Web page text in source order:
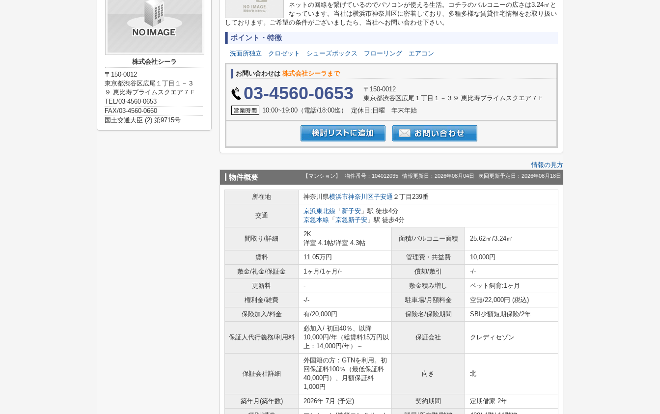
ネットの回線を繋げているのでパソコンが使える生活。コチラのバルコニーの広さは3.24㎡と
なっています。当社は横浜市神奈川区に密着しており、多種多様な賃貸住宅情報をお取り扱い
しております。ご希望の条件がございましたら、当社へお問い合わせ下さい。
ポイント・特徴
洗面所独立 クロゼット シューズボックス フローリング エアコン
お問い合わせは 株式会社シーラまで
03-4560-0653
〒150-0012
東京都渋谷区広尾１丁目１－３９ 恵比寿プライムスクエア７Ｆ
10:00~19:00（電話/18:00迄） 定休日:日曜 年末年始
情報の見方
物件概要 【マンション】 物件番号：104012035 情報更新日：2026年08月04日 次回更新予定日：2026年08月18日
所在地 神奈川県横浜市神奈川区子安通 ２丁目239番
交通
京浜東北線 「 新子安 」駅 徒歩4分
京急本線 「 京急新子安 」駅 徒歩4分
間取り/詳細
2K
洋室 4.1帖/洋室 4.3帖
面積/バルコニー面積 25.62㎡/3.24㎡
賃料 11.05万円 管理費・共益費
10,000円
敷金/礼金/保証金
1ヶ月/1ヶ月/- 償却/敷引
-/-
更新料
- 敷金積み増し
ペット飼育:1ヶ月
権利金/雑費
-/- 駐車場/月額料金
空無/22,000円 (税込)
保険加入/料金
有/20,000円 保険名/保険期間 SBI少額短期保険/2年
保証人代行義務/利用料
必加入/ 初回40％、以降
10,000円/年（総賃料15万円以
上：14,000円/年）～
保証会社 クレディセゾン
保証会社詳細
外国籍の方：GTNを利用。初
回保証料100％（最低保証料
40,000円）、月額保証料
1,000円
向き 北
築年月(築年数) 2026年 7月 (予定) 契約期間
定期借家 2年
株式会社シーラ
〒150-0012
東京都渋谷区広尾１丁目１－３
９ 恵比寿プライムスクエア７Ｆ
TEL/03-4560-0653
FAX/03-4560-0660
国土交通大臣 (2) 第9715号